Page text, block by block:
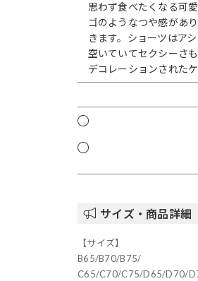
思わず食べたくなる可
ゴのようなつや感があ
きます。ショーツはア
空いていてセクシーさ
デコレーションされた
サイズ・商品詳細
【サイズ】
B65/B70/B75/
C65/C70/C75/D65/D70/